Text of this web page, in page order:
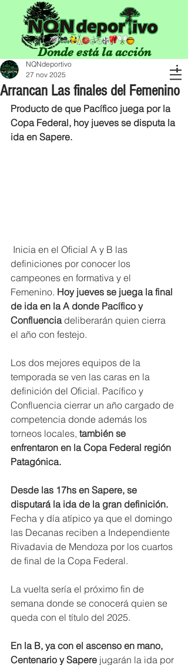
Donde está la acción
Arrancan Las finales del Femenino
NQNdeportivo
27 nov 2025
Producto de que Pacífico juega por la
Copa Federal, hoy jueves se disputa la
ida en Sapere.
Inicia en el Oficial A y B las
definiciones por conocer los
campeones en formativa y el
Femenino. Hoy jueves se juega la final
de ida en la A donde Pacífico y
Confluencia deliberarán quien cierra
el año con festejo.
Los dos mejores equipos de la
temporada se ven las caras en la
definición del Oficial. Pacífico y
Confluencia cierrar un año cargado de
competencia donde además los
torneos locales, también se
enfrentaron en la Copa Federal región
Patagónica.
Desde las 17hs en Sapere, se
disputará la ida de la gran definición.
Fecha y día atípico ya que el domingo
las Decanas reciben a Independiente
Rivadavia de Mendoza por los cuartos
de final de la Copa Federal.
La vuelta sería el próximo fin de
semana donde se conocerá quien se
queda con el título del 2025.
En la B, ya con el ascenso en mano,
Centenario y Sapere jugarán la ida por